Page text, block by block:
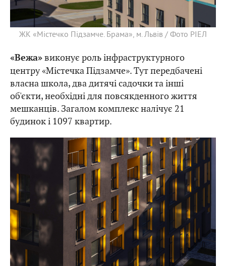
ЖК «Містечко Підзамче. Брама», м. Львів / Фото РІЕЛ
«Вежа»виконує роль інфраструктурного
центру «Містечка Підзамче». Тут передбачені
власна школа, два дитячі садочки та інші
об'єкти, необхідні для повсякденного життя
мешканців. Загалом комплекс налічує 21
будинок і 1097 квартир.